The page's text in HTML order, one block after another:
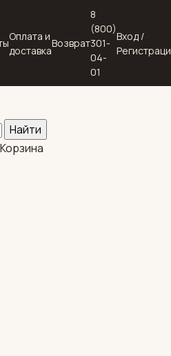
Оплата и
доставка
Возврат
8
(800)
301-
04-
01
Вход /
Найти
Корзина